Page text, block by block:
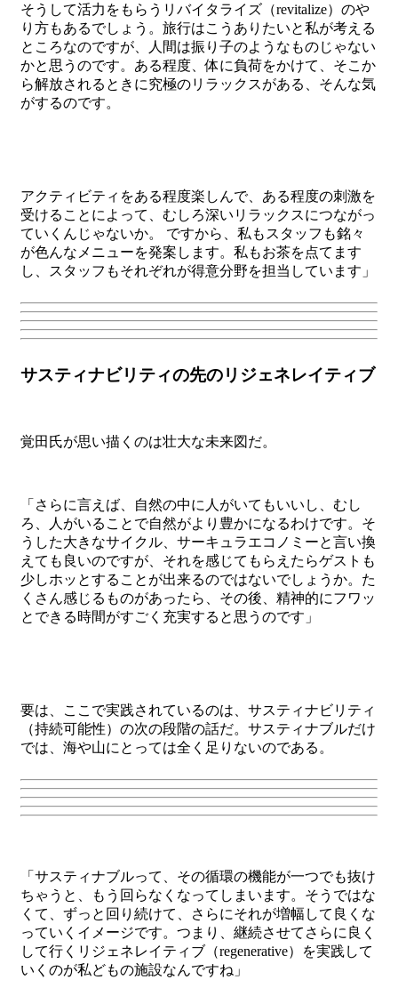
そうして活力をもらうリバイタライズ（revitalize）のや
り方もあるでしょう。旅行はこうありたいと私が考える
ところなのですが、人間は振り子のようなものじゃない
かと思うのです。ある程度、体に負荷をかけて、そこか
ら解放されるときに究極のリラックスがある、そんな気
がするのです。
アクティビティをある程度楽しんで、ある程度の刺激を
受けることによって、むしろ深いリラックスにつながっ
ていくんじゃないか。 ですから、私もスタッフも銘々
が色んなメニューを発案します。私もお茶を点てます
し、スタッフもそれぞれが得意分野を担当しています」
サスティナビリティの先のリジェネレイティブ
覚田氏が思い描くのは壮大な未来図だ。
「さらに言えば、自然の中に人がいてもいいし、むし
ろ、人がいることで自然がより豊かになるわけです。そ
うした大きなサイクル、サーキュラエコノミーと言い換
えても良いのですが、それを感じてもらえたらゲストも
少しホッとすることが出来るのではないでしょうか。た
くさん感じるものがあったら、その後、精神的にフワッ
とできる時間がすごく充実すると思うのです」
要は、ここで実践されているのは、サスティナビリティ
（持続可能性）の次の段階の話だ。サスティナブルだけ
では、海や山にとっては全く足りないのである。
「サスティナブルって、その循環の機能が一つでも抜け
ちゃうと、もう回らなくなってしまいます。そうではな
くて、ずっと回り続けて、さらにそれが増幅して良くな
っていくイメージです。つまり、継続させてさらに良く
して行くリジェネレイティブ（regenerative）を実践して
いくのが私どもの施設なんですね」